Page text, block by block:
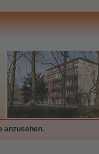
anzusehen.